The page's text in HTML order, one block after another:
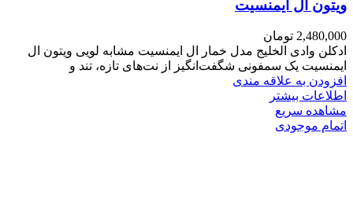
ویتون ال ایمنسیت
2,480,000 تومان
ادکلن وادی الخلیج مدل خمار ال ایمنسیت مشابه لویی ویتون ال
ایمنسیت یک سمفونی شگفت‌انگیز از نت‌های تازه، تند و
افزودن به علاقه مندی
اطلاعات بیشتر
مشاهده سریع
اتمام موجودی